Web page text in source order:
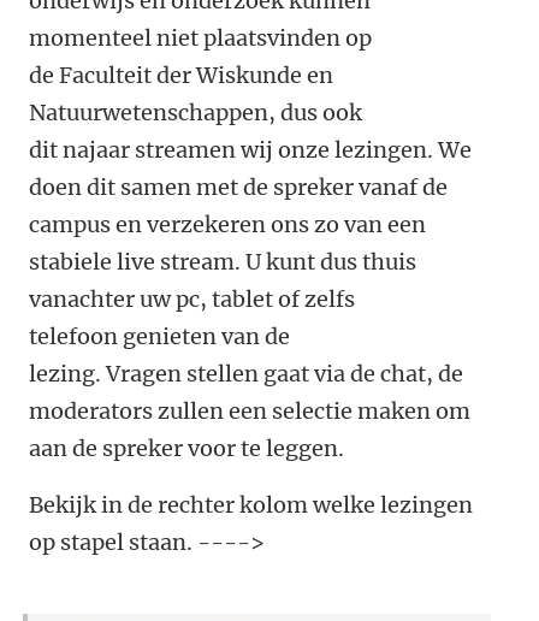
momenteel niet plaatsvinden op
de Faculteit der Wiskunde en
Natuurwetenschappen, dus ook
dit najaar streamen wij onze lezingen. We
doen dit samen met de spreker vanaf de
campus en verzekeren ons zo van een
stabiele live stream. U kunt dus thuis
vanachter uw pc, tablet of zelfs
telefoon genieten van de
lezing. Vragen stellen gaat via de chat, de
moderators zullen een selectie maken om
aan de spreker voor te leggen.
Bekijk in de rechter kolom welke lezingen
op stapel staan. ---->